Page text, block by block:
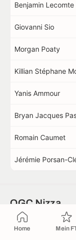
Home Mein
Benjamin Lecomte
Giovanni Sio
Morgan Poaty
Killian Stéphane
Yanis Ammour
Bryan Jacques
Romain Caumet
Jérémie Porsan-
OGC Nizza